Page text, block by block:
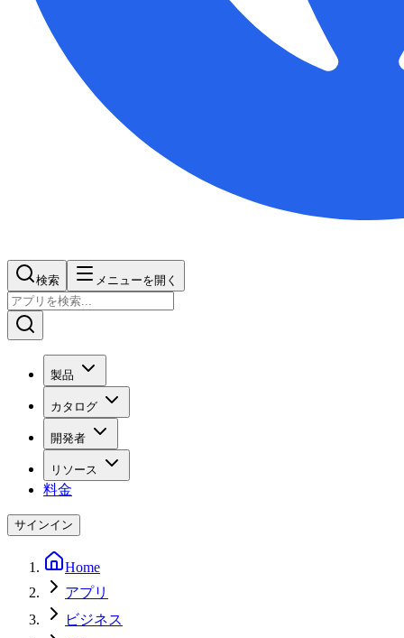
検索 メニューを開く
製品
カタログ
開発者
リソース
料金
サインイン
Home
アプリ
ビジネス